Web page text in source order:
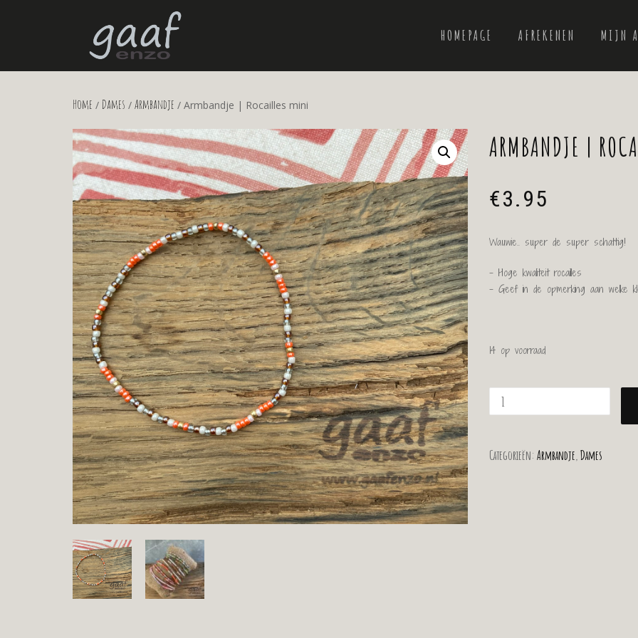
HOMEPAGE AFREKENEN MIJN
Home / Dames / Armbandje / Armbandje | Rocailles mini
ARMBANDJE |
€3.95
Wauwie.. super de super schattig!
– Hoge kwaliteit rocailles
– Geef in de opmerking aan welke
14 op voorraad
Categorieën: Armbandje Dames